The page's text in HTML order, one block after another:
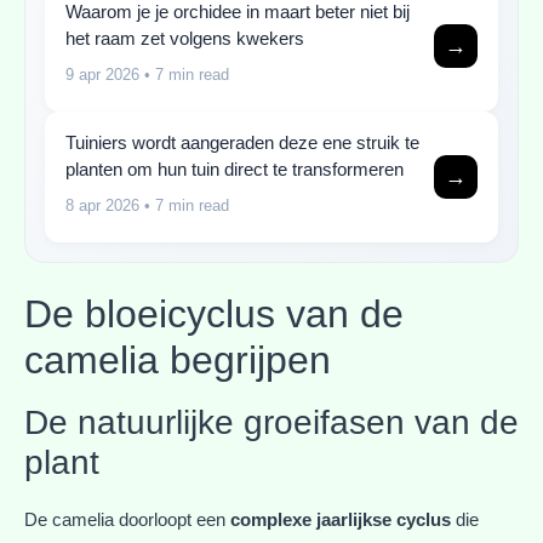
Waarom je je orchidee in maart beter niet bij
het raam zet volgens kwekers
9 apr 2026 • 7 min read
→
Tuiniers wordt aangeraden deze ene struik te
planten om hun tuin direct te transformeren
8 apr 2026 • 7 min read
→
De bloeicyclus van de
camelia begrijpen
De natuurlijke groeifasen van de
plant
De camelia doorloopt een complexe jaarlijkse cyclus die